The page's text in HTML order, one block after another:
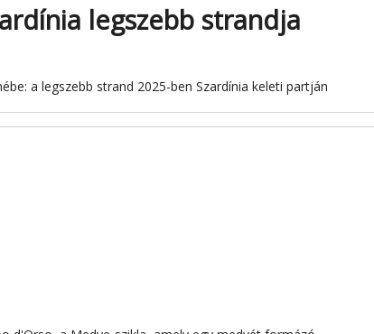
legszebb strandja
a legszebb strand 2025-ben Szardínia keleti partján